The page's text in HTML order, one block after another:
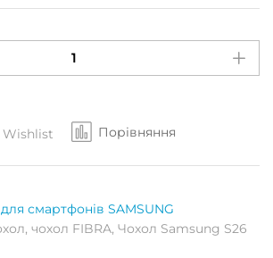
Wishlist Порівняння
смартфонів SAMSUNG
, чохол FIBRA, Чохол Samsung S26